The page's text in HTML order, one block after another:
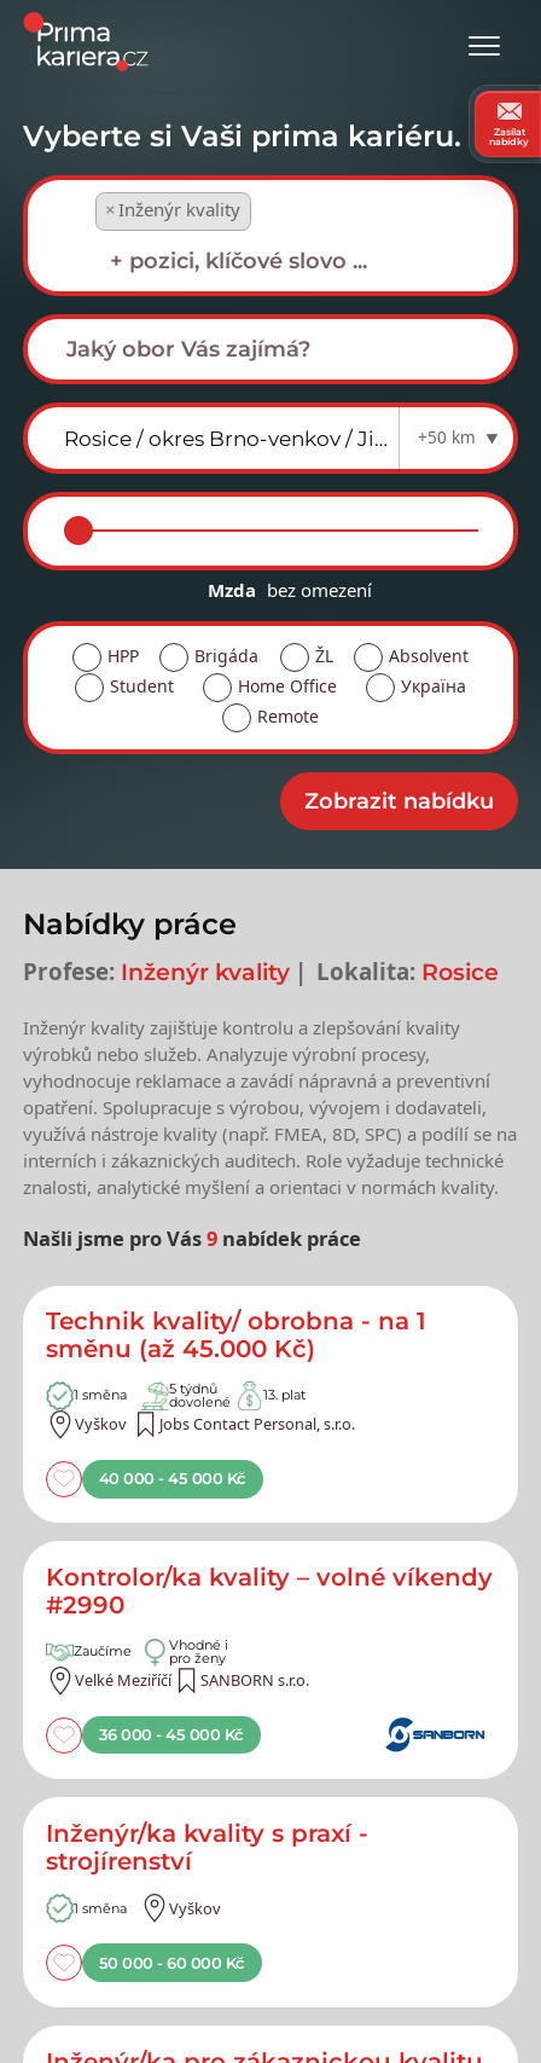
Vyberte si Vaši prima kariéru.
×Inženýr kvality
+50 km
Mzda bez omezení
HPP Brigáda ŽL
Absolvent
Student
Home Office
Україна
Remote
Nabídky práce
Profese: Inženýr kvality Lokalita: Rosice
Inženýr kvality zajišťuje kontrolu a zlepšování kvality
výrobků nebo služeb. Analyzuje výrobní procesy,
vyhodnocuje reklamace a zavádí nápravná a preventivní
opatření. Spolupracuje s výrobou, vývojem i dodavateli,
využívá nástroje kvality (např. FMEA, 8D, SPC) a podílí se na
interních i zákaznických auditech. Role vyžaduje technické
znalosti, analytické myšlení a orientaci v normách kvality.
Našli jsme pro Vás9 nabídek práce
Nejnovější nabídky práce
Technik kvality/ obrobna - na 1
směnu (až 45.000 Kč)
1 směna 5 týdnů
dovolené 13. plat
Vyškov Jobs Contact Personal, s.r.o.
40 000 - 45 000 Kč
Kontrolor/ka kvality – volné víkendy
#2990
Zaučíme Vhodné i
pro ženy
Velké Meziříčí SANBORN s.r.o.
36 000 - 45 000 Kč
Inženýr/ka kvality s praxí -
strojírenství
1 směna Vyškov
50 000 - 60 000 Kč
Zasílat
nabídky